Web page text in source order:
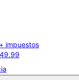
impuestos